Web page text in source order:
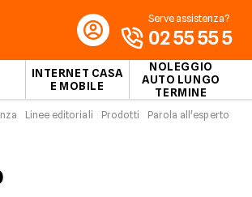
INTERNET CASA
E MOBILE
NOLEGGIO
AUTO LUNGO
TERMINE
Serve assistenza?
02 55 55 5
Linee editoriali Prodotti Parola all'esperto